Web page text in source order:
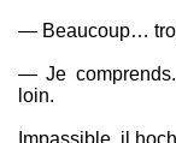
— Beaucoup…
— Je
loin.